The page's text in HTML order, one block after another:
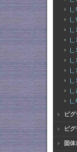
|_
|_
|_
|_
|_
|_
|_
|_
|_
|_
ピ
ピ
固